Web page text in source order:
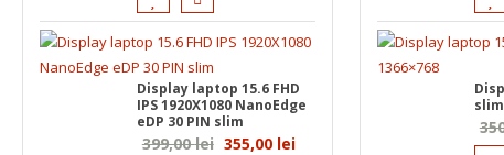
Display laptop 15.6 FHD
IPS 1920X1080 NanoEdge
eDP 30 PIN slim
399,00lei Prețul
355,00 leiPrețul